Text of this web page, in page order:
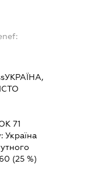
УКРАЇНА,
71
Україна
(25 %)